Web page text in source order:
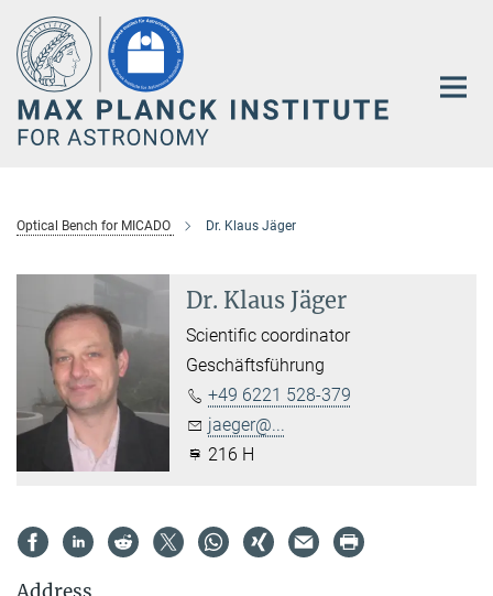
Main-
Content
Optical Bench for MICADO Dr. Klaus Jäger
Dr. Klaus Jäger
Scientific coordinator
Geschäftsführung
+49 6221 528-379
jaeger@...
216 H